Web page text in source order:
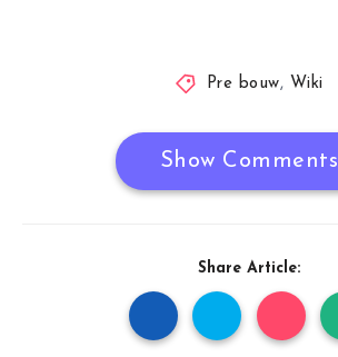
Pre bouw, Wiki
Show Comments
Share Article: